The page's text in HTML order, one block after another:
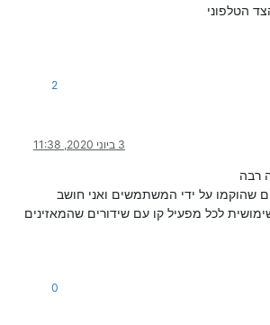
הטלפוני
2
3 ביוני 2020, 11:38
רבה
שהוקמו על ידי המשתמשים ואני חושב
לכל מפעיל קו עם שידורים שהמאזינים
0